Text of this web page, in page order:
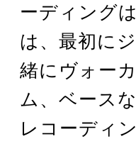
ーディング
は、最初に
緒にヴォー
ム、ベース
レコーディ